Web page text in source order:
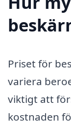
Priset för
variera
viktigt att
kostnaden